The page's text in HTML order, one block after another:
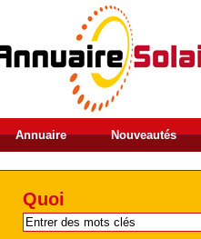
Annuaire Nouveautés
Quoi